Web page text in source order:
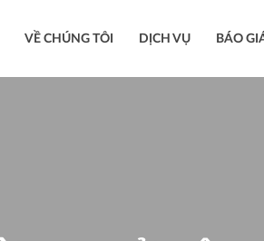
VỀ CHÚNG TÔI DỊCH VỤ BÁO